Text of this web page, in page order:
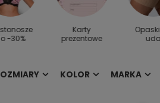
-30%
Karty
prezentowe
uda
KOLOR MARKA